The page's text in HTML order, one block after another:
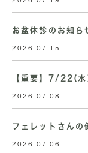
お盆休診のお知ら
2026.07.15
【重要】7/22(水
2026.07.08
フェレットさんの
2026.07.06